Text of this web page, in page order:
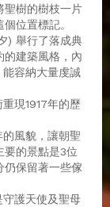
聖樹的樹枝一片
位置標記。
) 舉行了落成典
的建築風格，內
容納大量虔誠
現1917年的歷
風貌，讓朝聖
要的景點是3位
保留著一些傢
護天使及聖母